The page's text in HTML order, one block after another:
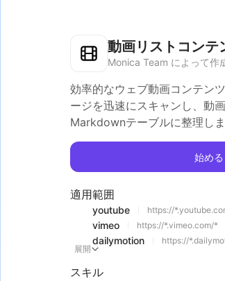
動画リストコンテ
Monica Team によって作
効率的なウェブ動画コンテン
ージを迅速にスキャンし、動
Markdownテーブルに整理しま
始める
適用範囲
youtube https://
vimeo https://*.vimeo.com/*
dailymotion
https://
展開
スキル